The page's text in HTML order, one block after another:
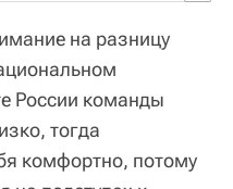
на разницу
России команды
тогда
комфортно, потому